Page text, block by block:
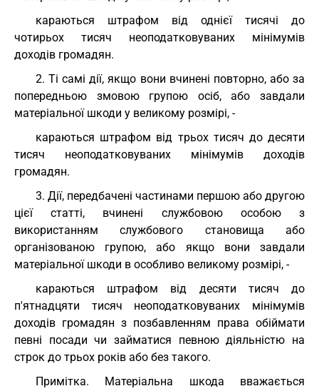
караються штрафом від однієї тисячі до
чотирьох тисяч неоподатковуваних мінімумів
доходів громадян.
2. Ті самі дії, якщо вони вчинені повторно, або за
попередньою змовою групою осіб, або завдали
матеріальної шкоди у великому розмірі, -
караються штрафом від трьох тисяч до десяти
тисяч неоподатковуваних мінімумів доходів
громадян.
3. Дії, передбачені частинами першою або другою
цієї статті, вчинені службовою особою з
використанням службового становища або
організованою групою, або якщо вони завдали
матеріальної шкоди в особливо великому розмірі, -
караються штрафом від десяти тисяч до
п'ятнадцяти тисяч неоподатковуваних мінімумів
доходів громадян з позбавленням права обіймати
певні посади чи займатися певною діяльністю на
строк до трьох років або без такого.
Примітка. Матеріальна шкода вважається